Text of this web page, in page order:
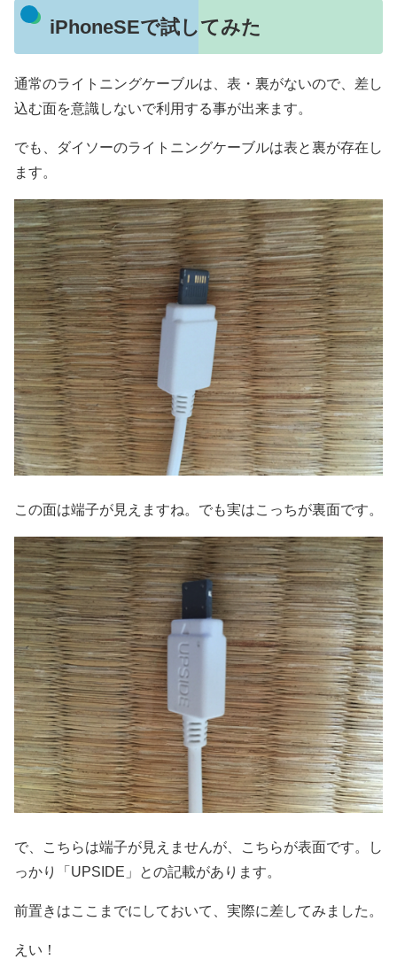
iPhoneSEで試してみた
通常のライトニングケーブルは、表・裏がないので、差し
込む面を意識しないで利用する事が出来ます。
でも、ダイソーのライトニングケーブルは表と裏が存在し
ます。
この面は端子が見えますね。でも実はこっちが裏面です。
で、こちらは端子が見えませんが、こちらが表面です。し
っかり「UPSIDE」との記載があります。
前置きはここまでにしておいて、実際に差してみました。
えい！